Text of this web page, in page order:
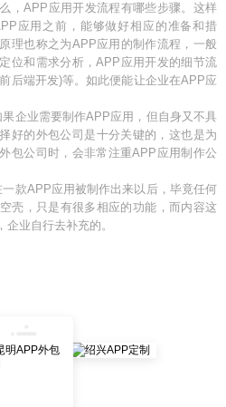
，APP应用开发流程有哪些步骤。这样
应用之前，能够做好相应的准备和措
理也称之为APP应用的制作流程，一般
位和需求分析，APP应用开发的细节流
后端开发)等。如此便能让企业在APP应
企业需要制作APP应用，但自身又不具
好的外包公司是十分关键的，这也是为
包公司时，会非常注重APP应用制作公
款APP应用被制作出来以后，毕竟任何
壳，只是有很多相应的功能，而内容这
业自行去补充的。